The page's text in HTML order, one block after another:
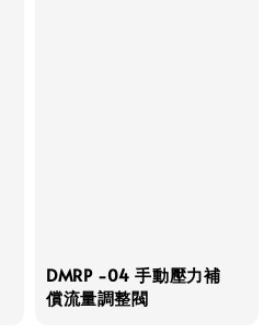
DMRP -04 手動壓力補
償流量調整閥